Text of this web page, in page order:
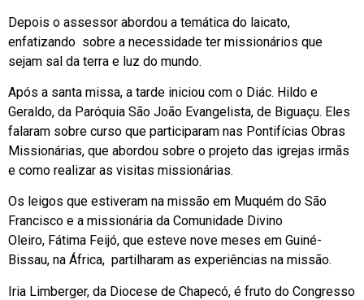
Depois o assessor abordou a temática do laicato,
enfatizando sobre a necessidade ter missionários que
sejam sal da terra e luz do mundo.
Após a santa missa, a tarde iniciou com o Diác. Hildo e
Geraldo, da Paróquia São João Evangelista, de Biguaçu. Eles
falaram sobre curso que participaram nas Pontifícias Obras
Missionárias, que abordou sobre o projeto das igrejas irmãs
e como realizar as visitas missionárias.
Os leigos que estiveram na missão em Muquém do São
Francisco e a missionária da Comunidade Divino
Oleiro, Fátima Feijó, que esteve nove meses em Guiné-
Bissau, na África, partilharam as experiências na missão.
Iria Limberger, da Diocese de Chapecó, é fruto do Congresso